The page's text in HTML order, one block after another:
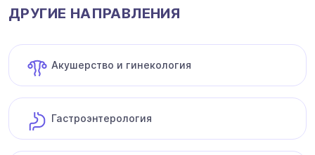
ДРУГИЕ НАПРАВЛЕНИЯ
Акушерство и гинекология
Гастроэнтерология